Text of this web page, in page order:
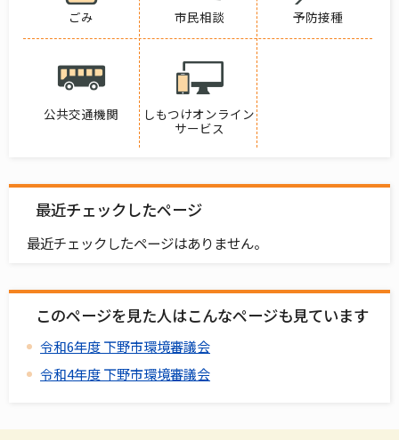
ごみ 市民相談 予防接種
公共交通機関
しもつけオンライン
サービス
最近チェックしたページ
最近チェックしたページはありません。
このページを見た人はこんなページも見ています
令和6年度 下野市環境審議会
令和4年度 下野市環境審議会